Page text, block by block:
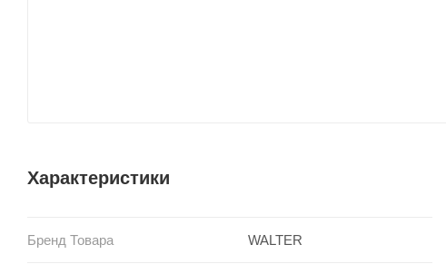
Характеристики
Бренд Товара WALTER